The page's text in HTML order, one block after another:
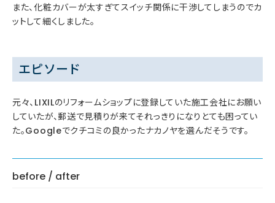
また、化粧カバーが太すぎてスイッチ関係に干渉してしまうのでカ
ットして細くしました。
エピソード
元々、LIXILのリフォームショップに登録していた施工会社にお願い
していたが、郵送で見積りが来てそれっきりになりとても困ってい
た。Googleでクチコミの良かったナカノヤを選んだそうです。
before / after